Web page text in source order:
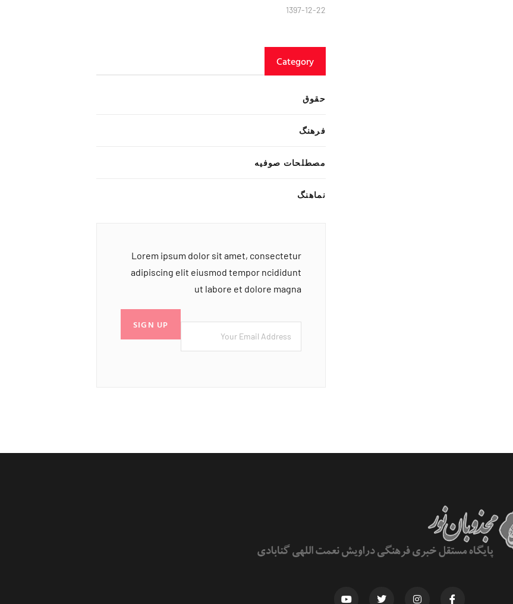
1397-12-22
Category
حقوق
فرهنگ
مصطلحات صوفیه
نماهنگ
Lorem ipsum dolor sit amet, consectetur
adipiscing elit eiusmod tempor ncididunt
ut labore et dolore magna
SIGN UP